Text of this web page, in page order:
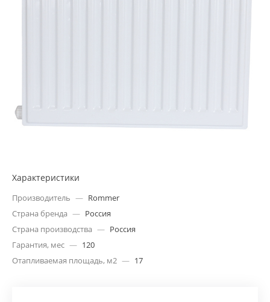
Характеристики
Производитель — Rommer
Страна бренда — Россия
Страна производства — Россия
Гарантия, мес — 120
Отапливаемая площадь, м2 — 17